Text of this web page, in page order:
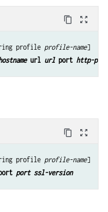
content_copy zoom_out_map
profile profile-name]
url url port http-
content_copy zoom_out_map
profile profile-name]
port ssl-version